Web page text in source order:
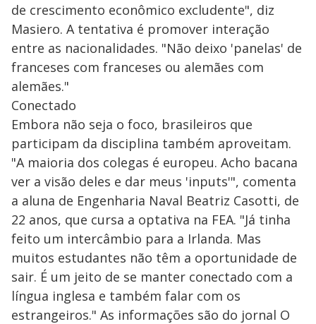
de crescimento econômico excludente", diz
Masiero. A tentativa é promover interação
entre as nacionalidades. "Não deixo 'panelas' de
franceses com franceses ou alemães com
alemães."
Conectado
Embora não seja o foco, brasileiros que
participam da disciplina também aproveitam.
"A maioria dos colegas é europeu. Acho bacana
ver a visão deles e dar meus 'inputs'", comenta
a aluna de Engenharia Naval Beatriz Casotti, de
22 anos, que cursa a optativa na FEA. "Já tinha
feito um intercâmbio para a Irlanda. Mas
muitos estudantes não têm a oportunidade de
sair. É um jeito de se manter conectado com a
língua inglesa e também falar com os
estrangeiros." As informações são do jornal O